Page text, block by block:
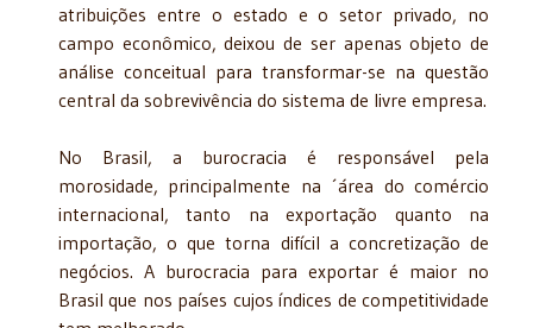
atribuições entre o estado e o setor privado, no
campo econômico, deixou de ser apenas objeto de
análise conceitual para transformar-se na questão
central da sobrevivência do sistema de livre empresa.
No Brasil, a burocracia é responsável pela
morosidade, principalmente na ´área do comércio
internacional, tanto na exportação quanto na
importação, o que torna difícil a concretização de
negócios. A burocracia para exportar é maior no
Brasil que nos países cujos índices de competitividade